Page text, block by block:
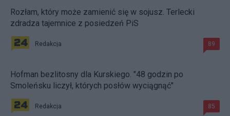
Rozłam, który może zamienić się w sojusz. Terlecki
zdradza tajemnice z posiedzeń PiS
Redakcja 89
Hofman bezlitosny dla Kurskiego. "48 godzin po
Smoleńsku liczył, których posłów wyciągnąć"
Redakcja 85